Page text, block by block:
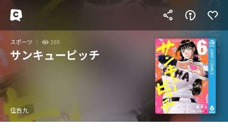
スポーツ 269
サンキューピッチ
住吉九